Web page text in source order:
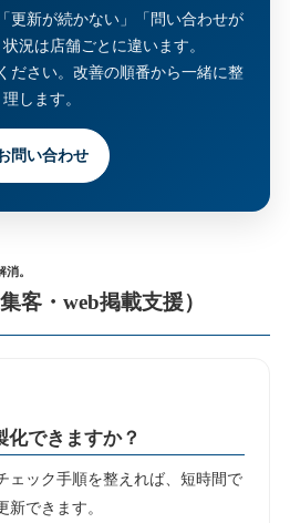
更新が続かない」「問い合わせが
況は店舗ごとに違います。
ださい。改善の順番から一緒に整
理します。
問い合わせ
。
客・web掲載支援）
化できますか？
ェック手順を整えれば、短時間で
新できます。